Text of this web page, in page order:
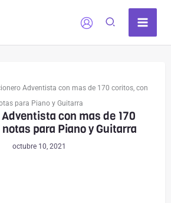
Adventista con mas de 170 coritos, con
para Piano y Guitarra
con mas de 170
para Piano y Guitarra
octubre 10, 2021